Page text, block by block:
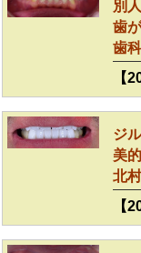
別
歯
歯
【
ジ
美
北
【